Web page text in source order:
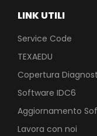
LINK UTILI
Service Code
TEXAEDU
Copertura
Software IDC6
Aggiornamento
Lavora con noi